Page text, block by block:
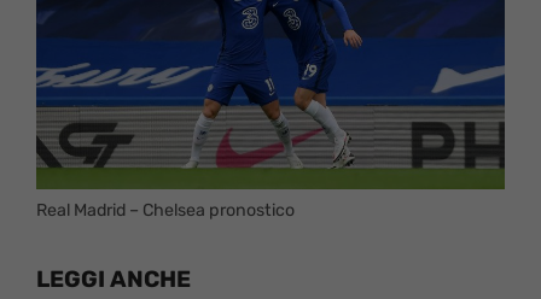
Real Madrid – Chelsea pronostico
LEGGI ANCHE